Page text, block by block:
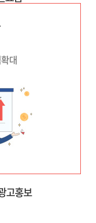
대
고홍보